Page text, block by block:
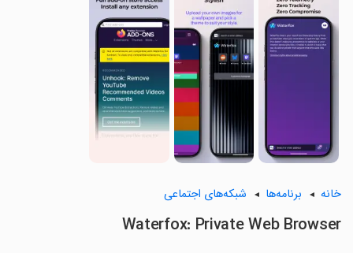
خانه برنامه‌ها شبکه‌های اجتماعی
Waterfox: Private Web Browser